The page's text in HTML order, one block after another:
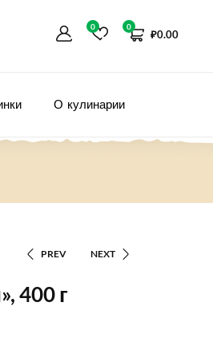
0
₽0.00
0
О кулинарии
PREV NEXT
400 г